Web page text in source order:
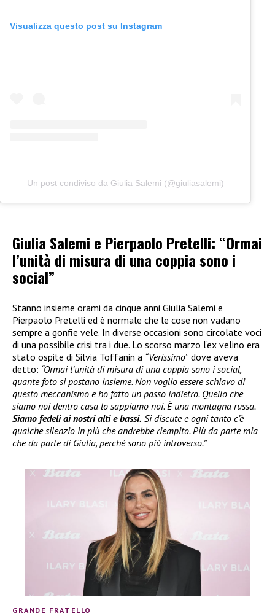
Visualizza questo post su Instagram
Un post condiviso da Giulia Salemi (@giuliasalemi)
Giulia Salemi e Pierpaolo Pretelli: “Ormai
l’unità di misura di una coppia sono i
social”
Stanno insieme orami da cinque anni Giulia Salemi e
Pierpaolo Pretelli ed è normale che le cose non vadano
sempre a gonfie vele. In diverse occasioni sono circolate voci
di una possibile crisi tra i due. Lo scorso marzo l’ex velino era
stato ospite di Silvia Toffanin a “Verissimo” dove aveva
detto: “Ormai l’unità di misura di una coppia sono i social,
quante foto si postano insieme. Non voglio essere schiavo di
questo meccanismo e ho fatto un passo indietro. Quello che
siamo noi dentro casa lo sappiamo noi. È una montagna russa.
Siamo fedeli ai nostri alti e bassi. Si discute e ogni tanto c’è
qualche silenzio in più che andrebbe riempito. Più da parte mia
che da parte di Giulia, perché sono più introverso.”
GRANDE FRATELLO